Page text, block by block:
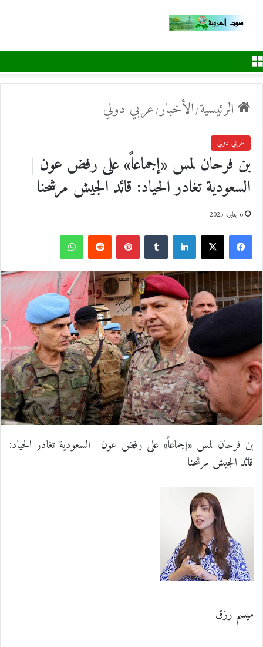
الرئيسية/الأخبار/عربي دولي
عربي دولي
بن فرحان لمس «إجماعاً» على رفض عون |
السعودية تغادر الحياد: قائد الجيش مرشحنا
6 يناير، 2025
ي
س
و
ك
X
ي
ن
ك
د
إ
ن
T
u
m
b
l
r
ي
ن
ت
ي
ر
ي
س
R
e
d
d
i
t
ا
ت
س
ا
ب
بن فرحان لمس «إجماعاً» على رفض عون | السعودية تغادر الحياد:
قائد الجيش مرشحنا
ميسم رزق